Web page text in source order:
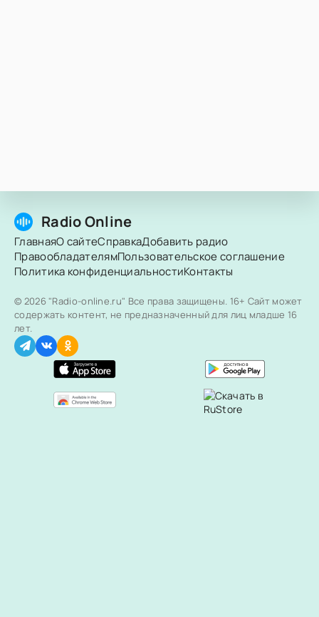
Radio Online
ГлавнаяО сайтеСправкаДобавить радио
ПравообладателямПользовательское соглашение
Политика конфиденциальностиКонтакты
© 2026 "Radio-online.ru" Все права защищены. 16+ Сайт может
содержать контент, не предназначенный для лиц младше 16
лет.